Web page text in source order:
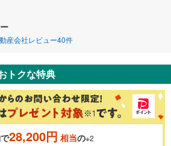
産会社レビュー40件
トクな特典
28,200円 相当の※2